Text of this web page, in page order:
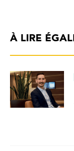
À LIRE